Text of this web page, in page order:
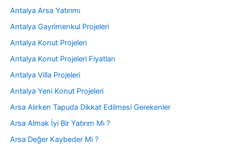
Antalya Arsa Yatırımı
Antalya Gayrimenkul Projeleri
Antalya Konut Projeleri
Antalya Konut Projeleri Fiyatları
Antalya Villa Projeleri
Antalya Yeni Konut Projeleri
Arsa Alırken Tapuda Dikkat Edilmesi Gerekenler
Arsa Almak İyi Bir Yatırım Mı ?
Arsa Değer Kaybeder Mi ?